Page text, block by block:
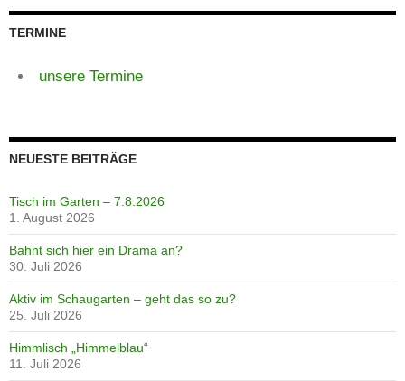
TERMINE
unsere Termine
NEUESTE BEITRÄGE
Tisch im Garten – 7.8.2026
1. August 2026
Bahnt sich hier ein Drama an?
30. Juli 2026
Aktiv im Schaugarten – geht das so zu?
25. Juli 2026
Himmlisch „Himmelblau“
11. Juli 2026